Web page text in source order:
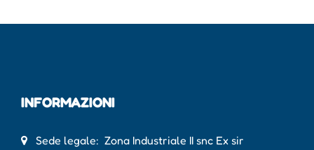
INFORMAZIONI
Sede legale: Zona Industriale II snc Ex sir